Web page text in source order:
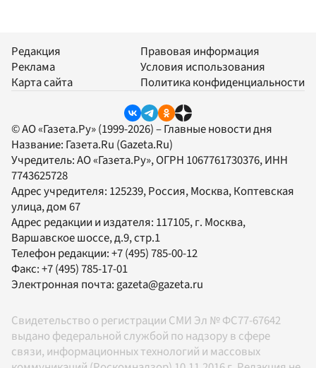
Редакция
Реклама
Карта сайта
Правовая информация
Условия использования
Политика конфиденциальности
© АО «Газета.Ру» (1999-2026) – Главные новости дня
Название: Газета.Ru (Gazeta.Ru)
Учредитель:АО «Газета.Ру», ОГРН 1067761730376, ИНН
7743625728
Адрес учредителя: 125239, Россия, Москва, Коптевская
улица, дом 67
Адрес редакции и издателя: 117105, г. Москва,
Варшавское шоссе, д.9, стр.1
Телефон редакции:+7 (495) 785-00-12
Факс:+7 (495) 785-17-01
Электронная почта:gazeta@gazeta.ru
Свидетельство о регистрации СМИ Эл № ФС77-67642
выдано федеральной службой по надзору в сфере
связи, информационных технологий и массовых